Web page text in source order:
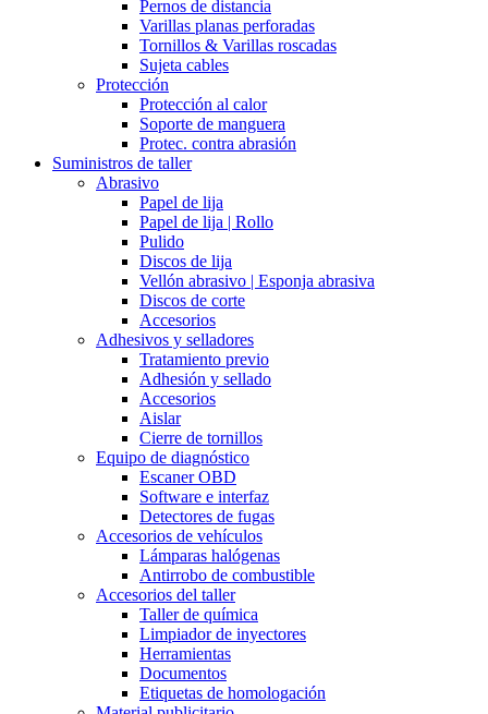
Pernos de distancia
Varillas planas perforadas
Tornillos & Varillas roscadas
Sujeta cables
Protección
Protección al calor
Soporte de manguera
Protec. contra abrasión
Suministros de taller
Abrasivo
Papel de lija
Papel de lija | Rollo
Pulido
Discos de lija
Vellón abrasivo | Esponja abrasiva
Discos de corte
Accesorios
Adhesivos y selladores
Tratamiento previo
Adhesión y sellado
Accesorios
Aislar
Cierre de tornillos
Equipo de diagnóstico
Escaner OBD
Software e interfaz
Detectores de fugas
Accesorios de vehículos
Lámparas halógenas
Antirrobo de combustible
Accesorios del taller
Taller de química
Limpiador de inyectores
Herramientas
Documentos
Etiquetas de homologación